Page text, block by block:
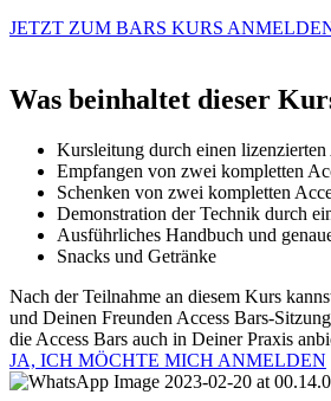
JETZT ZUM BARS KURS
Was beinhaltet dieser
Kursleitung durch einen
Empfangen von zwei kompletten
Schenken von zwei kompletten
Demonstration der Technik durch
Ausführliches Handbuch und
Snacks und Getränke
Nach der Teilnahme an diesem Kurs
und Deinen Freunden Access Bars-
die Access Bars auch in Deiner Praxis
JA, ICH MÖCHTE MICH ANMELDEN